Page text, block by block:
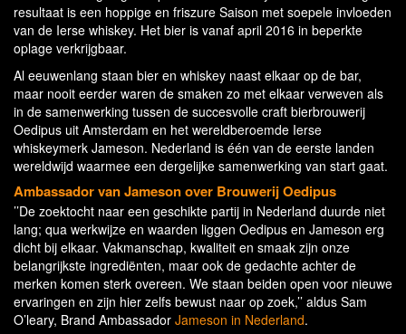
resultaat is een hoppige en friszure Saison met soepele invloeden
van de Ierse whiskey. Het bier is vanaf april 2016 in beperkte
oplage verkrijgbaar.
Al eeuwenlang staan bier en whiskey naast elkaar op de bar,
maar nooit eerder waren de smaken zo met elkaar verweven als
in de samenwerking tussen de succesvolle craft bierbrouwerij
Oedipus uit Amsterdam en het wereldberoemde Ierse
whiskeymerk Jameson. Nederland is één van de eerste landen
wereldwijd waarmee een dergelijke samenwerking van start gaat.
Ambassador van Jameson over Brouwerij Oedipus
’’De zoektocht naar een geschikte partij in Nederland duurde niet
lang; qua werkwijze en waarden liggen Oedipus en Jameson erg
dicht bij elkaar. Vakmanschap, kwaliteit en smaak zijn onze
belangrijkste ingrediënten, maar ook de gedachte achter de
merken komen sterk overeen. We staan beiden open voor nieuwe
ervaringen en zijn hier zelfs bewust naar op zoek,’’ aldus Sam
O’leary, Brand Ambassador Jameson in Nederland.